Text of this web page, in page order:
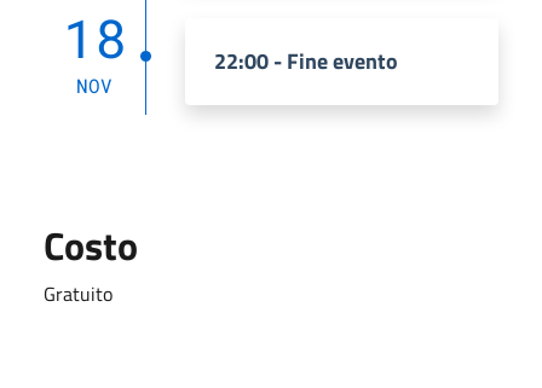
18
NOV
22:00 - Fine evento
Costo
Gratuito